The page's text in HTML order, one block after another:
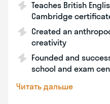
Teaches British
Cambridge
Created an
creativity
Founded and
school and exam
Читать дальше